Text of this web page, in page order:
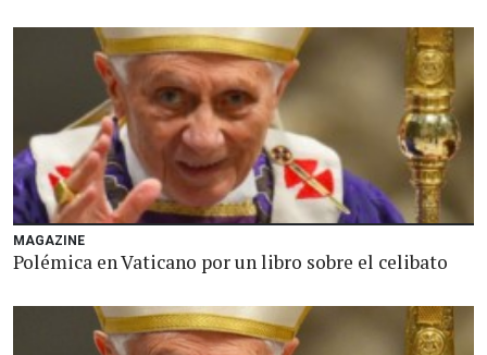
MAGAZINE
Polémica en Vaticano por un libro sobre el celibato